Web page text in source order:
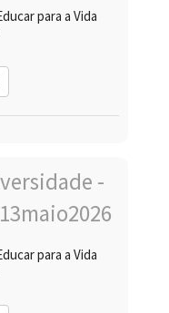
para a Vida
para a Vida